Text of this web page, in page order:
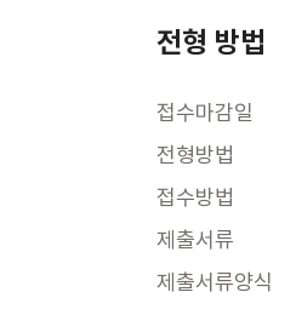
전형 방법
접수마감일
전형방법
접수방법
제출서류
제출서류양식